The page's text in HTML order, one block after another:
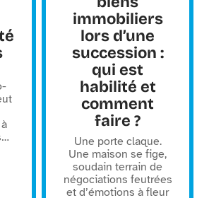
…
immobiliers
lors d’une
succession :
qui est
habilité et
comment
faire ?
Une porte claque.
Une maison se fige,
soudain terrain de
négociations feutrées
et d’émotions à fleur